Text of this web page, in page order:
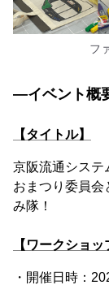
フ
―イベント概
【タイトル】
京阪流通システ
おまつり委員会
み隊！
【ワークショッ
・開催日時：